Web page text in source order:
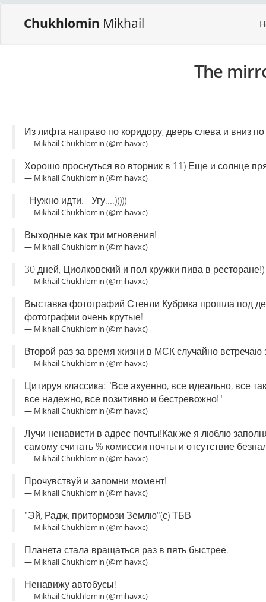
Chukhlomin Mikhail
The
Из лифта направо по коридору, дверь слева и вниз
— Mikhail Chukhlomin (@mihavxc)
Хорошо проснуться во вторник в 11) Еще и солнце
— Mikhail Chukhlomin (@mihavxc)
- Нужно идти. - Угу....)))))
— Mikhail Chukhlomin (@mihavxc)
Выходные как три мгновения!
— Mikhail Chukhlomin (@mihavxc)
30 дней, Циолковский и пол кружки пива в ресторане!)
— Mikhail Chukhlomin (@mihavxc)
Выставка фотографий Стенли Кубрика прошла под
фотографии очень крутые!
— Mikhail Chukhlomin (@mihavxc)
Второй раз за время жизни в МСК случайно
— Mikhail Chukhlomin (@mihavxc)
Цитируя классика: "Все ахуенно, все идеально, все
все надежно, все позитивно и бестревожно!"
— Mikhail Chukhlomin (@mihavxc)
Лучи ненависти в адрес почты!Как же я люблю
самому считать % комиссии почты и отсутствие
— Mikhail Chukhlomin (@mihavxc)
Прочувствуй и запомни момент!
— Mikhail Chukhlomin (@mihavxc)
"Эй, Радж, притормози Землю"(с) ТБВ
— Mikhail Chukhlomin (@mihavxc)
Планета стала вращаться раз в пять быстрее.
— Mikhail Chukhlomin (@mihavxc)
Ненавижу автобусы!
— Mikhail Chukhlomin (@mihavxc)